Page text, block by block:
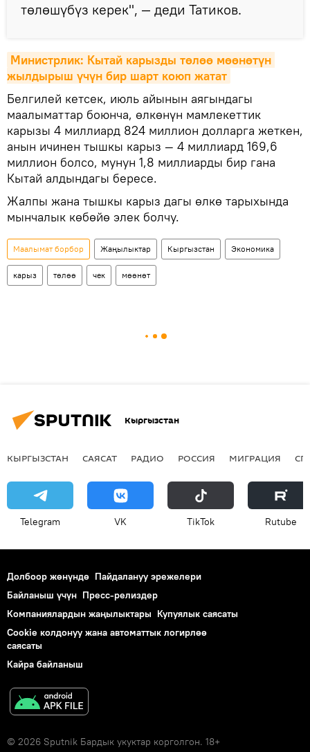
төлөшүбүз керек", — деди Татиков.
Министрлик: Кытай карызды төлөө мөөнөтүн
жылдырыш үчүн бир шарт коюп жатат
Белгилей кетсек, июль айынын аягындагы
маалыматтар боюнча, өлкөнүн мамлекеттик
карызы 4 миллиард 824 миллион долларга жеткен,
анын ичинен тышкы карыз — 4 миллиард 169,6
миллион болсо, мунун 1,8 миллиарды бир гана
Кытай алдындагы бересе.
Жалпы жана тышкы карыз дагы өлкө тарыхында
мынчалык көбөйө элек болчу.
Маалымат борбор Жаңылыктар Кыргызстан Экономика
карыз төлөө чек мөөнөт
Кыргызстан
КЫРГЫЗСТАН САЯСАТ РАДИО РОССИЯ МИГРАЦИЯ
Telegram VK ТikТоk Rutube
Долбоор жөнүндө Пайдалануу эрежелери
Байланыш үчүн Пресс-релиздер
Компаниялардын жаңылыктары Купуялык саясаты
Cookie колдонуу жана автоматтык логирлөө
саясаты
Кайра байланыш
© 2026 Sputnik Бардык укуктар корголгон. 18+